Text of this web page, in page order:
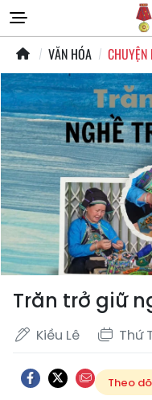
VĂN HÓA
Trăn trở giữ
Kiều Lê Thứ
Theo